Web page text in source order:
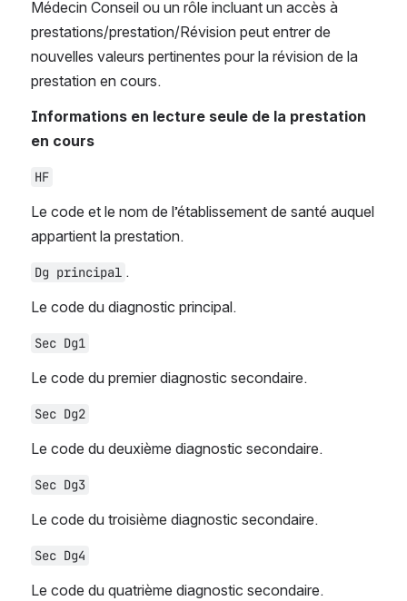
Médecin Conseil ou un rôle incluant un accès à
prestations/prestation/Révision peut entrer de
nouvelles valeurs pertinentes pour la révision de la
prestation en cours.
Informations en lecture seule de la prestation
en cours
HF
Le code et le nom de l’établissement de santé auquel
appartient la prestation.
Dg principal .
Le code du diagnostic principal.
Sec Dg1
Le code du premier diagnostic secondaire.
Sec Dg2
Le code du deuxième diagnostic secondaire.
Sec Dg3
Le code du troisième diagnostic secondaire.
Sec Dg4
Le code du quatrième diagnostic secondaire.